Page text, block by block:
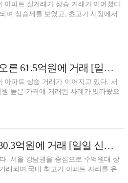
아파트 실거래가 상승 거래가 이어졌다.
며 상승세를 보였고, 초고가 시장에서
강남구 '타워팰리스1차' 53평, 16.5억 오른 61.5억원에 거래 [일일 신고가]
아파트 상승 거래가 이어지고 있다. 서
높은 가격에 거래된 사례가 잇따랐으
강남구 '개포7차우성' 25평, 9억 오른 30.3억원에 거래 [일일 신고가]
. 서울 강남권을 중심으로 수억원대 상
래되며 국내 최고가 아파트 자리를 유